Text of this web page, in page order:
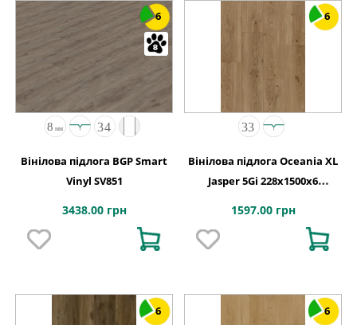
6
Вінілова підлога BGP Smart
Vinyl SV851
3438.00 грн
6
Вінілова підлога Oceania XL
Jasper 5Gi 228x1500х6
1597.00 грн
6 6